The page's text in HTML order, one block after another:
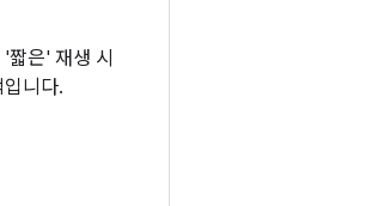
은' 재생 시
니다.